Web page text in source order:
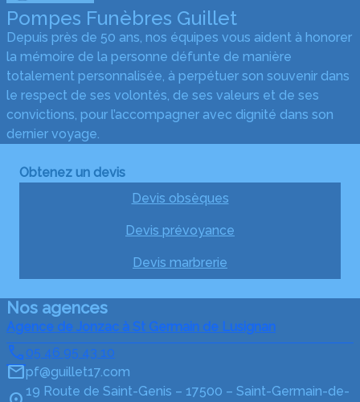
Pompes Funèbres Guillet
Depuis près de 50 ans, nos équipes vous aident à honorer
la mémoire de la personne défunte de manière
totalement personnalisée, à perpétuer son souvenir dans
le respect de ses volontés, de ses valeurs et de ses
convictions, pour l’accompagner avec dignité dans son
dernier voyage.
Obtenez un devis
Devis obsèques
Devis prévoyance
Devis marbrerie
Nos agences
Agence de Jonzac à St Germain de Lusignan
05 46 95 43 10
pf@guillet17.com
19 Route de Saint-Genis – 17500 – Saint-Germain-de-